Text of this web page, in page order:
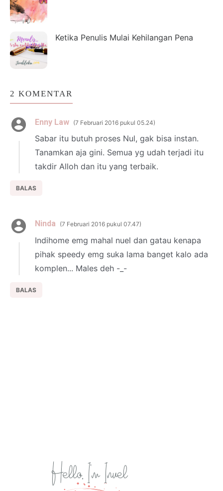
Ketika Penulis Mulai Kehilangan Pena
2 KOMENTAR
Enny Law 7 Februari 2016 pukul 05.24
Sabar itu butuh proses Nul, gak bisa instan.
Tanamkan aja gini. Semua yg udah terjadi itu
takdir Alloh dan itu yang terbaik.
BALAS
Ninda 7 Februari 2016 pukul 07.47
Indihome emg mahal nuel dan gatau kenapa
pihak speedy emg suka lama banget kalo ada
komplen... Males deh -_-
BALAS